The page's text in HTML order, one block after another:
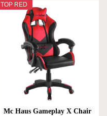
TOP RED
Mc Haus Gameplay X Chair